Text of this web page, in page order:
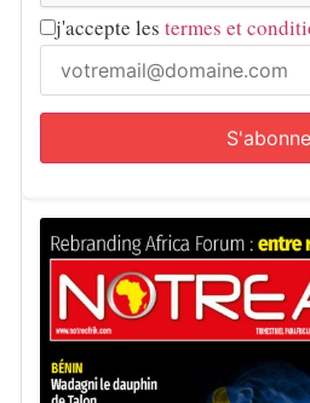
j'accepte les termes et